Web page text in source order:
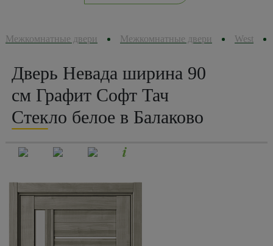
Межкомнатные двери Межкомнатные двери West
Дверь Невада ширина 90
см Графит Софт Тач
Стекло белое в Балаково